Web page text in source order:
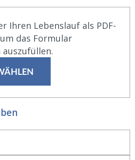
Ihren Lebenslauf als PDF-
das Formular